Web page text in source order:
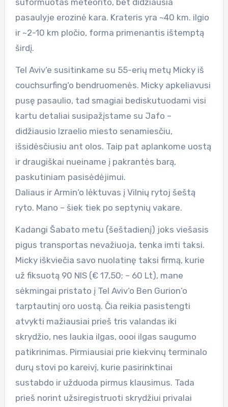
pasaulyje erozinė kara. Krateris yra ~40 km. ilgio
ir ~2-10 km pločio, forma primenantis ištemptą
širdį.
Tel Aviv‘e susitinkame su 55-erių metų Micky iš
couchsurfing‘o bendruomenės. Micky apkeliavusi
pusę pasaulio, tad smagiai bediskutuodami visi
kartu detaliai susipažįstame su Jafo –
didžiausio Izraelio miesto senamiesčiu,
išsidėsčiusiu ant olos. Taip pat aplankome uostą
ir draugiškai nueiname į pakrantės barą,
paskutiniam pasisėdėjimui.
Daliaus ir Armin‘o lėktuvas į Vilnių rytoj šeštą
ryto. Mano – šiek tiek po septynių vakare.
Kadangi Šabato metu (šeštadienį) joks viešasis
pigus transportas nevažiuoja, tenka imti taksi.
Micky iškviečia savo nuolatinę taksi firmą, kurie
už fiksuotą 90 NIS (€ 17,50; – 60 Lt), mane
sėkmingai pristato į Tel Aviv‘o Ben Gurion‘o
tarptautinį oro uostą. Čia reikia pasistengti
atvykti mažiausiai prieš tris valandas iki
skrydžio, nes laukia ilgas, oooi ilgas saugumo
patikrinimas. Pirmiausiai prie kiekvinų terminalo
durų stovi po kareivį, kurie pasirinktinai
sustabdo ir užduoda pirmus klausimus. Tada
prieš norint užsiregistruoti skrydžiui privalai